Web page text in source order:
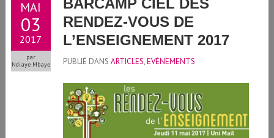
MAI
03
2017
par
Ndiaye Mbaye
BARCAMP CIEL DES
RENDEZ-VOUS DE
L’ENSEIGNEMENT 2017
PUBLIÉ DANS ARTICLES,EVÉNEMENTS